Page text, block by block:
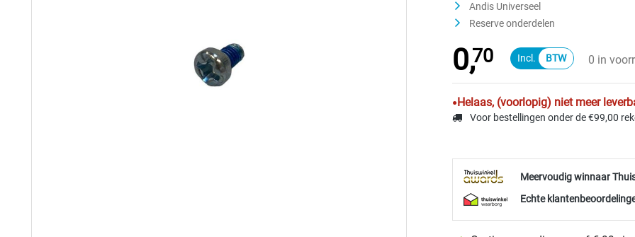
Andis Universeel
Reserve onderdelen
0,70 0 in
Helaas, (voorlopig) niet meer
Voor bestellingen onder de €99,00
Meervoudig winnaar
Echte